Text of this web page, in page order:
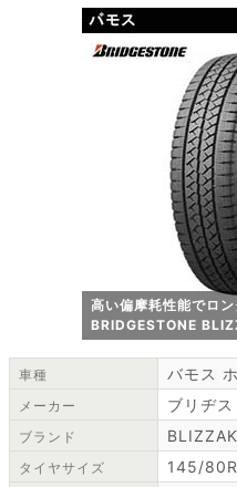
高い偏摩耗性能でロ
BRIDGESTONE
車種 バモス
メーカー ブリヂス
ブランド
タイヤサイズ 145/